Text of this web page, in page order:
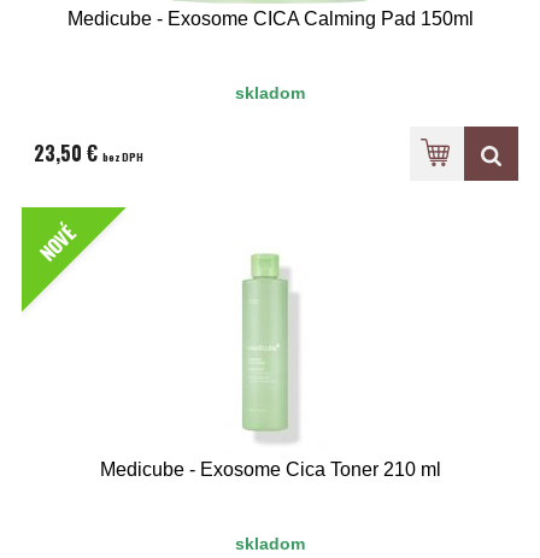
Medicube - Exosome CICA Calming Pad 150ml
skladom
23,50 € bez DPH
NOVÉ
Medicube - Exosome Cica Toner 210 ml
skladom